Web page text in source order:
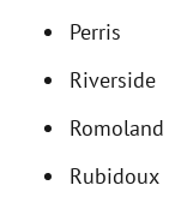
Perris
Riverside
Romoland
Rubidoux